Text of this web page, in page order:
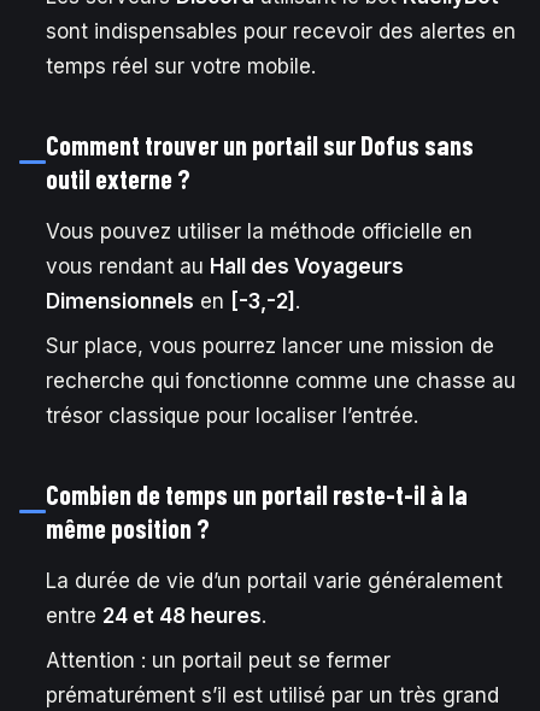
sont indispensables pour recevoir des alertes en
temps réel sur votre mobile.
Comment trouver un portail sur Dofus sans
outil externe ?
Vous pouvez utiliser la méthode officielle en
vous rendant au Hall des Voyageurs
Dimensionnels en [-3,-2] .
Sur place, vous pourrez lancer une mission de
recherche qui fonctionne comme une chasse au
trésor classique pour localiser l’entrée.
Combien de temps un portail reste-t-il à la
même position ?
La durée de vie d’un portail varie généralement
entre 24 et 48 heures.
Attention : un portail peut se fermer
prématurément s’il est utilisé par un très grand